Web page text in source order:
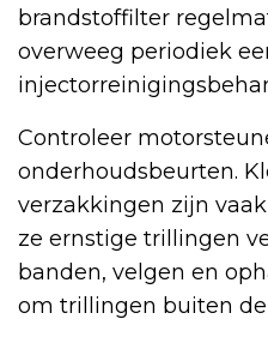
brandstoffilter
overweeg periodiek
Controleer
onderhoudsbeurten.
verzakkingen zijn
ze ernstige trillingen
banden, velgen en
om trillingen buiten